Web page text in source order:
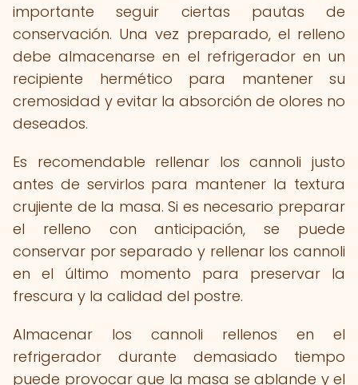
importante seguir ciertas pautas de
conservación. Una vez preparado, el relleno
debe almacenarse en el refrigerador en un
recipiente hermético para mantener su
cremosidad y evitar la absorción de olores no
deseados.
Es recomendable rellenar los cannoli justo
antes de servirlos para mantener la textura
crujiente de la masa. Si es necesario preparar
el relleno con anticipación, se puede
conservar por separado y rellenar los cannoli
en el último momento para preservar la
frescura y la calidad del postre.
Almacenar los cannoli rellenos en el
refrigerador durante demasiado tiempo
puede provocar que la masa se ablande y el